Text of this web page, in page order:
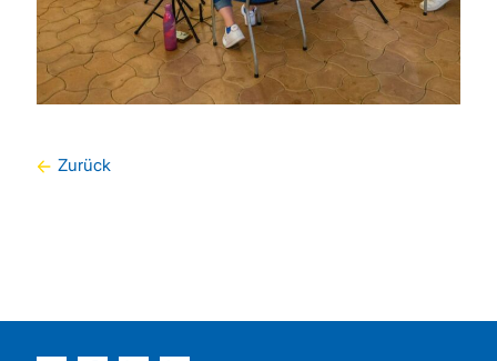
Zurück